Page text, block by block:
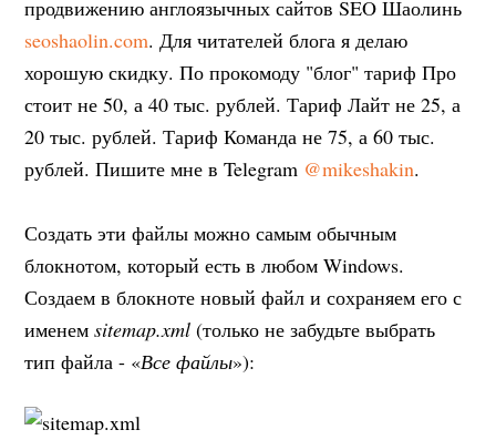
продвижению англоязычных сайтов SEO Шаолинь
seoshaolin.com. Для читателей блога я делаю
хорошую скидку. По прокомоду "блог" тариф Про
стоит не 50, а 40 тыс. рублей. Тариф Лайт не 25, а
20 тыс. рублей. Тариф Команда не 75, а 60 тыс.
рублей. Пишите мне в Telegram @mikeshakin.
Создать эти файлы можно самым обычным
блокнотом, который есть в любом Windows.
Создаем в блокноте новый файл и сохраняем его с
именемsitemap.xml (только не забудьте выбрать
тип файла - «Все файлы»):